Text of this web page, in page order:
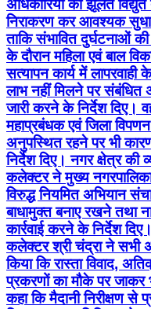
अधिकारियों को झूलते
निराकरण कर आवश्यक
ताकि संभावित दुर्घटनाओं
के दौरान महिला एवं बाल
सत्यापन कार्य में लापरवाही
लाभ नहीं मिलने पर संबंधित
जारी करने के निर्देश दिए।
महाप्रबंधक एवं जिला
अनुपस्थित रहने पर भी
निर्देश दिए। नगर क्षेत्र की
कलेक्टर ने मुख्य
विरुद्ध नियमित अभियान
बाधामुक्त बनाए रखने तथा
कार्रवाई करने के निर्देश
कलेक्टर श्री चंद्रा ने सभी
किया कि रास्ता विवाद,
प्रकरणों का मौके पर जाकर
कहा कि मैदानी निरीक्षण से